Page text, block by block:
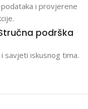
i provjerene
podrška
savjeti iskusnog tima.